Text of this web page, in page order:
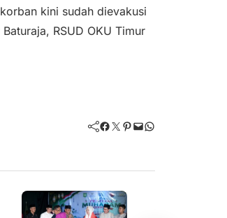
kini sudah dievakusi
RSUD OKU Timur
Facebook Twitter Pinterest Mail WhatsApp